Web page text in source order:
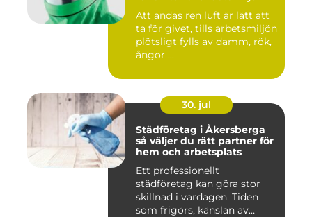
Att andas ren luft är lätt att
ta för givet, tills arbetsmiljön
plötsligt fylls av damm, rök,
ångor ...
30. jul
Städföretag i Åkersberga
så väljer du rätt partner för
hem och arbetsplats
Ett professionellt
städföretag kan göra stor
skillnad i vardagen. Tiden
som frigörs, känslan av